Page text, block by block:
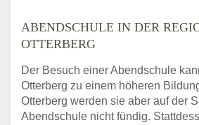
ABENDSCHULE IN DER
OTTERBERG
Der Besuch einer Abendschule
Otterberg zu einem höheren
Otterberg werden sie aber auf der
Abendschule nicht fündig.